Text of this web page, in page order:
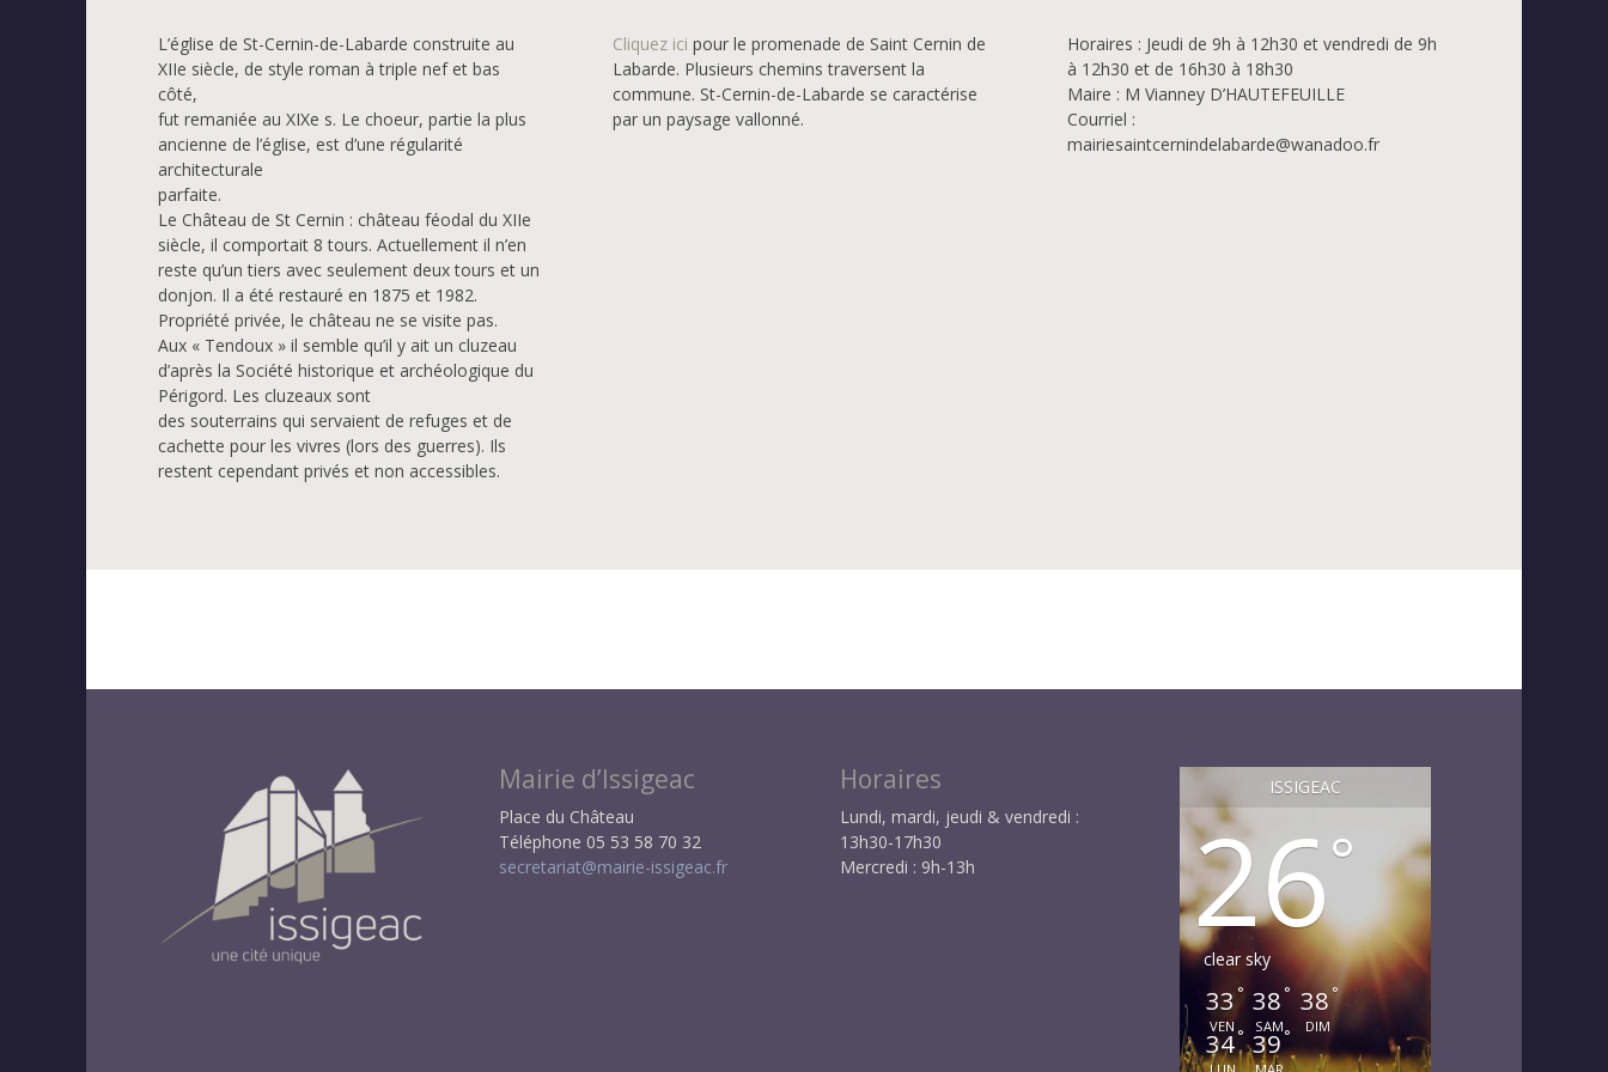
L’église de St-Cernin-de-Labarde construite au
XIIe siècle, de style roman à triple nef et bas
côté,
fut remaniée au XIXe s. Le choeur, partie la plus
ancienne de l’église, est d’une régularité
architecturale
parfaite.
Le Château de St Cernin : château féodal du XIIe
siècle, il comportait 8 tours. Actuellement il n’en
reste qu’un tiers avec seulement deux tours et un
donjon. Il a été restauré en 1875 et 1982.
Propriété privée, le château ne se visite pas.
Aux « Tendoux » il semble qu’il y ait un cluzeau
d’après la Société historique et archéologique du
Périgord. Les cluzeaux sont
des souterrains qui servaient de refuges et de
cachette pour les vivres (lors des guerres). Ils
restent cependant privés et non accessibles.
Cliquez ici pour le promenade de Saint Cernin de
Labarde. Plusieurs chemins traversent la
commune. St-Cernin-de-Labarde se caractérise
par un paysage vallonné.
Horaires : Jeudi de 9h à 12h30 et vendredi de 9h
à 12h30 et de 16h30 à 18h30
Maire : M Vianney D’HAUTEFEUILLE
Courriel :
mairiesaintcernindelabarde@wanadoo.fr
Mairie d’Issigeac
Place du Château
Téléphone 05 53 58 70 32
secretariat@mairie-issigeac.fr
Horaires
Lundi, mardi, jeudi & vendredi :
13h30-17h30
Mercredi : 9h-13h
ISSIGEAC
26°
clear sky
33 °
VEN
38 °
SAM
38°
DIM
34° 39°